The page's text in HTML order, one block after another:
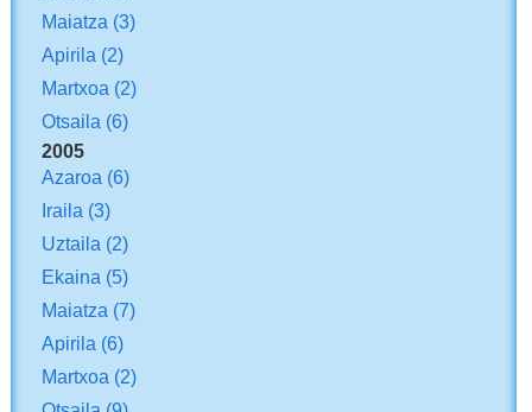
Maiatza (3)
Apirila (2)
Martxoa (2)
Otsaila (6)
2005
Azaroa (6)
Iraila (3)
Uztaila (2)
Ekaina (5)
Maiatza (7)
Apirila (6)
Martxoa (2)